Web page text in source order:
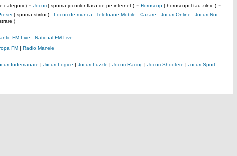
categorii )- Jocuri( spuma jocurilor flash de pe internet )- Horoscop( horoscopul tau zilnic )-
( spuma stirilor ) - Locuri de munca - Telefoane Mobile - Cazare - Jocuri Online - Jocuri Noi-
)
FM Live - National FM Live
FM| Radio Manele
Indemanare | Jocuri Logice | Jocuri Puzzle | Jocuri Racing | Jocuri Shootere | Jocuri Sport